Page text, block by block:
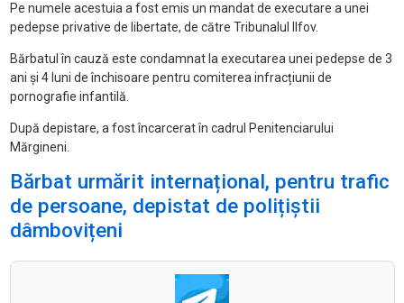
Pe numele acestuia a fost emis un mandat de executare a unei
pedepse privative de libertate, de către Tribunalul Ilfov.
Bărbatul în cauză este condamnat la executarea unei pedepse de 3
ani și 4 luni de închisoare pentru comiterea infracțiunii de
pornografie infantilă.
După depistare, a fost încarcerat în cadrul Penitenciarului
Mărgineni.
Bărbat urmărit internațional, pentru trafic
de persoane, depistat de polițiștii
dâmbovițeni